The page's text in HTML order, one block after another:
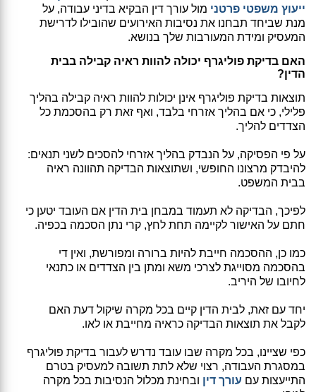
ייעוץ משפטי פרטני מול עורך דין הבקיא בדיני עבודה, על
מנת שביחד תבחנו את נסיבות האירועים שהובילו לדרישת
המעסיק ומידת המעורבות שלך בנושא.
האם בדיקת פוליגרף יכולה להוות ראיה קבילה בבית
הדין?
תוצאות בדיקת פוליגרף אינן יכולות להוות ראיה קבילה בהליך
פלילי, כי אם בהליך אזרחי בלבד, ואף זאת רק בהסכמת כל
הצדדים להליך.
על פי הפסיקה, על הנבדק בהליך אזרחי להסכים לשני תנאים:
להיבדק מרצונו החופשי, ושתוצאות הבדיקה תהוונה ראיה
בבית המשפט.
לפיכך, הבדיקה לא תעמוד במבחן בית הדין אם העובד יטען כי
חתם על האישור לקיימה תחת לחץ, קרי נתן הסכמה בכפיה.
כמו כן, ההסכמה חייבת להיות ברורה ומפורשת, ואין די
בהסכמה מסוייגת לצרכי משא ומתן בין הצדדים או כתנאי
לחיובו של היריב.
יחד עם זאת, לבית הדין קיים בכל מקרה שיקול דעת האם
לקבל את תוצאות הבדיקה כראיה מחייבת או לאו.
כפי שציינו, בכל מקרה שבו עובד נדרש לעבור בדיקת פוליגרף
במסגרת העבודה, רצוי שלא לתת תשובה למעסיק בטרם
התייעצות עם עורך דין ובחינת מכלול הנסיבות בכל מקרה